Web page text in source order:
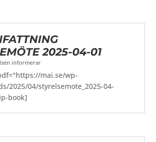
2025-04-01
informerar
mai.se/wp-
2025/04/styrelsemote_2025-04-
book]